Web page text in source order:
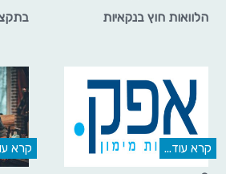
הלוואות חוץ בנקאיות
קרא עוד... קרא